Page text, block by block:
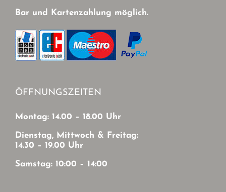
Bar und Kartenzahlung möglich.
ÖFFNUNGSZEITEN
Montag: 14.00 – 18.00 Uhr
Dienstag, Mittwoch & Freitag:
14.30 – 19.00 Uhr
Samstag: 10:00 – 14:00